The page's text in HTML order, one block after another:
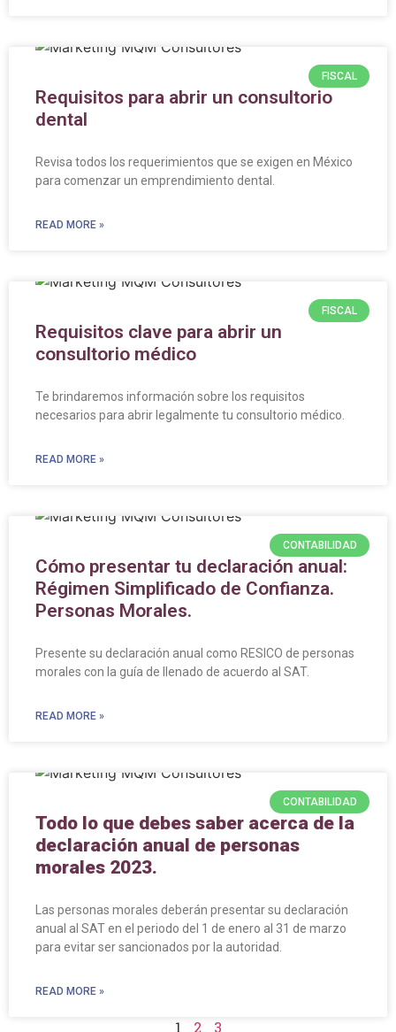
FISCAL
Requisitos para abrir un consultorio
dental
Revisa todos los requerimientos que se exigen en México
para comenzar un emprendimiento dental.
READ MORE »
FISCAL
Requisitos clave para abrir un
consultorio médico
Te brindaremos información sobre los requisitos
necesarios para abrir legalmente tu consultorio médico.
READ MORE »
CONTABILIDAD
Cómo presentar tu declaración anual:
Régimen Simplificado de Confianza.
Personas Morales.
Presente su declaración anual como RESICO de personas
morales con la guía de llenado de acuerdo al SAT.
READ MORE »
CONTABILIDAD
Todo lo que debes saber acerca de la
declaración anual de personas
morales 2023.
Las personas morales deberán presentar su declaración
anual al SAT en el periodo del 1 de enero al 31 de marzo
para evitar ser sancionados por la autoridad.
READ MORE »
1 2 3